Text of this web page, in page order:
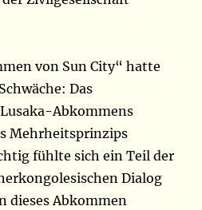
von Sun City“ hatte
Das
Abkommens
Mehrheitsprinzips
fühlte sich ein Teil der
Dialog
dieses Abkommen